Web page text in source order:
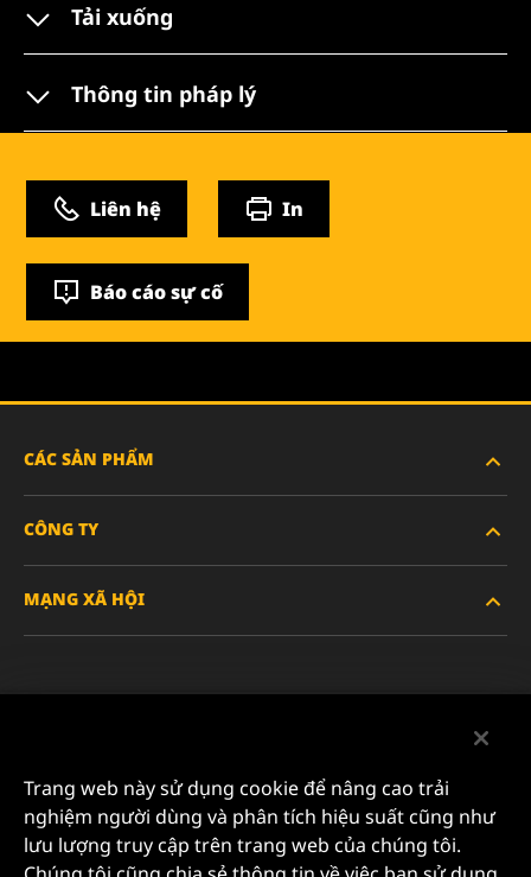
Tải xuống
Thông tin pháp lý
Liên hệ In
Báo cáo sự cố
CÁC SẢN PHẨM
XE HÀNH KHÁCH VÀ XE TẢI NHẸ
CÔNG TY
VỀ CHÚNG TÔI
SỰ NGHIỆP
QUYỀN RIÊNG TƯ DỮ LIỆU
MẠNG XÃ HỘI
Facebook
YouTube
Trang web này sử dụng cookie để nâng cao trải
nghiệm người dùng và phân tích hiệu suất cũng như
lưu lượng truy cập trên trang web của chúng tôi.